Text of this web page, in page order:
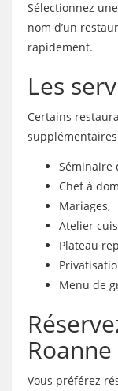
Sélectionnez
nom d’un
rapidement.
Les
Certains
Séminaire
Chef à
Mariages,
Atelier
Plateau
Menu de
Vous préférez